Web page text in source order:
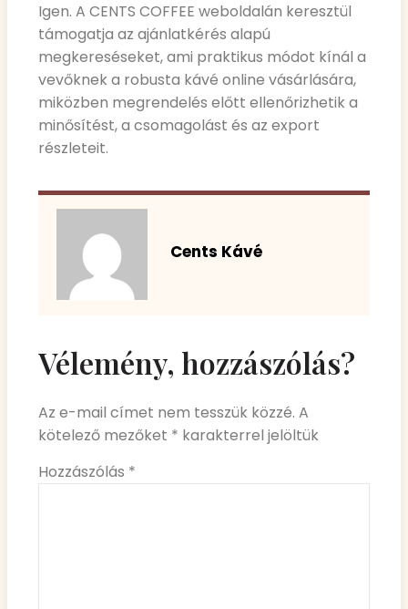
Igen. A CENTS COFFEE weboldalán keresztül
támogatja az ajánlatkérés alapú
megkereséseket, ami praktikus módot kínál a
vevőknek a robusta kávé online vásárlására,
miközben megrendelés előtt ellenőrizhetik a
minősítést, a csomagolást és az export
részleteit.
Cents Kávé
Vélemény, hozzászólás?
Az e-mail címet nem tesszük közzé. A
kötelező mezőket * karakterrel jelöltük
Hozzászólás *